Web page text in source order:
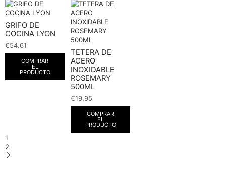
GRIFO DE
COCINA LYON
€54.61
COMPRAR
EL
PRODUCTO
TETERA DE
ACERO
INOXIDABLE
ROSEMARY
500ML
€19.95
COMPRAR
EL
PRODUCTO
1
2